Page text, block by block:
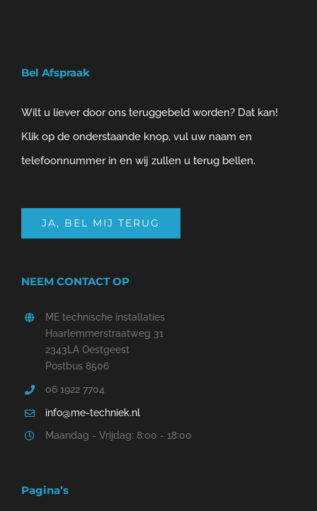
Bel Afspraak
Wilt u liever door ons teruggebeld worden? Dat kan!
Klik op de onderstaande knop, vul uw naam en
telefoonnummer in en wij zullen u terug bellen.
JA, BEL MIJ TERUG
NEEM CONTACT OP
ME technische installaties
Haarlemmerstraatweg 31
2343LA Oestgeest
Postbus 8506
06 1922 7704
info@me-techniek.nl
Maandag - Vrijdag: 8:00 - 18:00
Pagina’s